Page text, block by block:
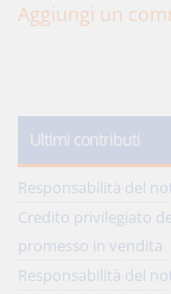
Aggiungi un
Ultimi contributi
Responsabilità del
Credito privilegiato
promesso in vendita
Responsabilità del